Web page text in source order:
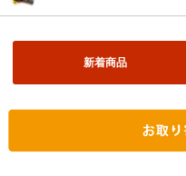
新着商品